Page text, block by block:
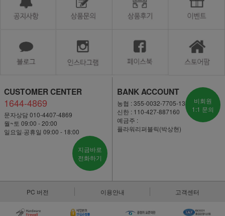
CUSTOMER CENTER
1644-4869
문자상담 010-4407-4869
월~토 09:00 - 20:00
일요일·공휴일 09:00 - 18:00
지금바로
전화하기
BANK ACCOUNT
농협 : 355-0032-7705-13
신한 : 110-427-887160
예금주 :
플라워리퍼블릭(박상현)
비회원
1:1 문의
PC 버전 이용안내 고객센터